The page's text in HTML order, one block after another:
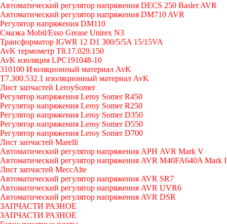
Автоматический регулятор напряжения DECS 250 Basler AVR
Автоматический регулятор напряжения DM710 AVR
Регулятор напряжения DM110
Смазка Mobil/Esso Grease Unirex N3
Трансформатор IGWR 12 D1 300/5/5A 15/15VA
AvK термометр T8.17.029.150
AvK изоляция LPC191048-10
310100 Изоляционный материал AvK
T7.300.532.1 изоляционный материал AvK
Лист запчастей LeroySomer
Регулятор напряжения Leroy Somer R450
Регулятор напряжения Leroy Somer R250
Регулятор напряжения Leroy Somer D350
Регулятор напряжения Leroy Somer D550
Регулятор напряжения Leroy Somer D700
Лист запчастей Marelli
Автоматический регулятор напряжения АРН AVR Mark V
Автоматический регулятор напряжения AVR M40FA640A Mark I
Лист запчастей MeccAlte
Автоматический регулятор напряжения AVR SR7
Автоматический регулятор напряжения AVR UVR6
Автоматический регулятор напряжения AVR DSR
ЗАПЧАСТИ РАЗНОЕ
ЗАПЧАСТИ РАЗНОЕ